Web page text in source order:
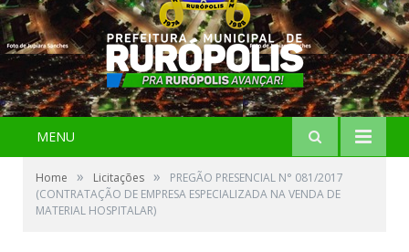
MENU
Home » Licitações »
PREGÃO PRESENCIAL N° 081/2017
(CONTRATAÇÃO DE EMPRESA ESPECIALIZADA NA VENDA DE
MATERIAL HOSPITALAR)